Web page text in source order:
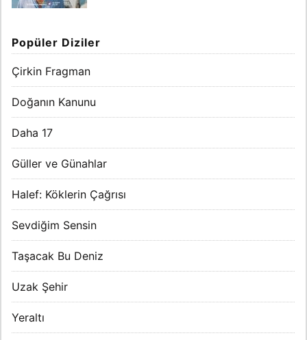
Popüler Diziler
Çirkin Fragman
Doğanın Kanunu
Daha 17
Güller ve Günahlar
Halef: Köklerin Çağrısı
Sevdiğim Sensin
Taşacak Bu Deniz
Uzak Şehir
Yeraltı